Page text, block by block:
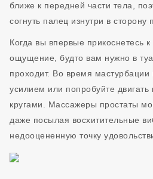
ближе к передней части тела,
согнуть палец изнутри в сторону
Когда вы впервые прикоснетесь
ощущение, будто вам нужно в
проходит. Во время мастурбации
усилием или попробуйте
кругами. Массажеры простаты
даже посылая восхитительные
недооцененную точку